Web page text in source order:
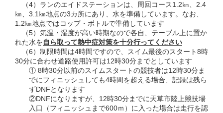
（4）ランのエイドステーションは、周回コース1.2㎞、2.4
㎞、3.1㎞地点の3カ所にあり、水を準備しています。なお、
1.2㎞地点ではコップ・ボトルで準備しています
（5）気温・湿度が高い時期なので各自、テーブル上に置か
れた水を自ら取って熱中症対策を十分行ってください
（6）制限時間は4時間ですので、スイム最後のスタート8時
30分に合わせ道路使用許可は12時30分までとしています
① 8時30分以前のスイムスタートの競技者は12時30分ま
でにフィニッシュしても4時間を超える場合、記録は残ら
ずDNFとなります
②DNFになりますが、12時30分までに天草市陸上競技場
入口（フィニッシュまで600ｍ）に入った場合は走行を認